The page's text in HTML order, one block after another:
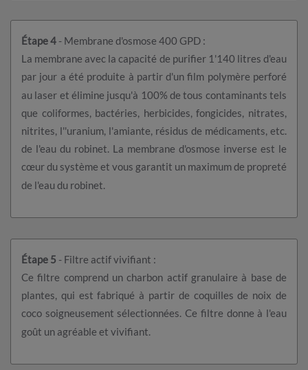
Étape 4 - Membrane d'osmose 400 GPD :
La membrane avec la capacité de purifier 1'140 litres d'eau
par jour a été produite à partir d'un film polymère perforé
au laser et élimine jusqu'à 100% de tous contaminants tels
que coliformes, bactéries, herbicides, fongicides, nitrates,
nitrites, l''uranium, l'amiante, résidus de médicaments, etc.
de l'eau du robinet. La membrane d'osmose inverse est le
cœur du système et vous garantit un maximum de propreté
de l'eau du robinet.
Étape 5 - Filtre actif vivifiant :
Ce filtre comprend un charbon actif granulaire à base de
plantes, qui est fabriqué à partir de coquilles de noix de
coco soigneusement sélectionnées. Ce filtre donne à l'eau
goût un agréable et vivifiant.